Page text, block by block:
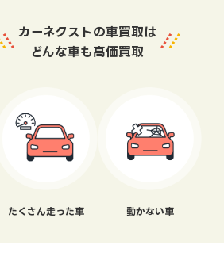
カーネクストの車買取は
どんな車も高価買取
たくさん走った車 動かない車